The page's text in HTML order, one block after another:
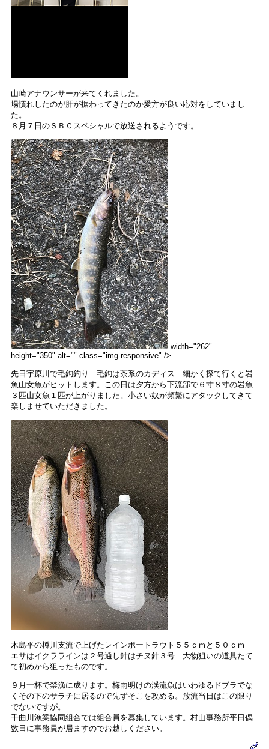
山崎アナウンサーが来てくれました。
場慣れしたのが肝が据わってきたのか愛方が良い応対をしていまし
た。
８月７日のＳＢＣスペシャルで放送されるようです。
width="262"
height="350" alt="" class="img-responsive" />
先日宇原川で毛鉤釣り 毛鉤は茶系のカディス 細かく探て行くと岩
魚山女魚がヒットします。この日は夕方から下流部で６寸８寸の岩魚
３匹山女魚１匹が上がりました。小さい奴が頻繁にアタックしてきて
楽しませていただきました。
木島平の樽川支流で上げたレインボートラウト５５ｃｍと５０ｃｍ
エサはイクララインは２号通し針はチヌ針３号 大物狙いの道具たて
て初めから狙ったものです。
９月一杯で禁漁に成ります。梅雨明けの渓流魚はいわゆるドブラでな
くその下のサラチに居るので先ずそこを攻める。放流当日はこの限り
でないですが。
千曲川漁業協同組合では組合員を募集しています。村山事務所平日偶
数日に事務員が居ますのでお越しください。